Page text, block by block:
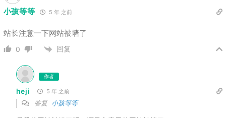
小孩等等 5 年 之前
站长注意一下网站被墙了
0 回复
作者
heji 5 年 之前
答复 小孩等等